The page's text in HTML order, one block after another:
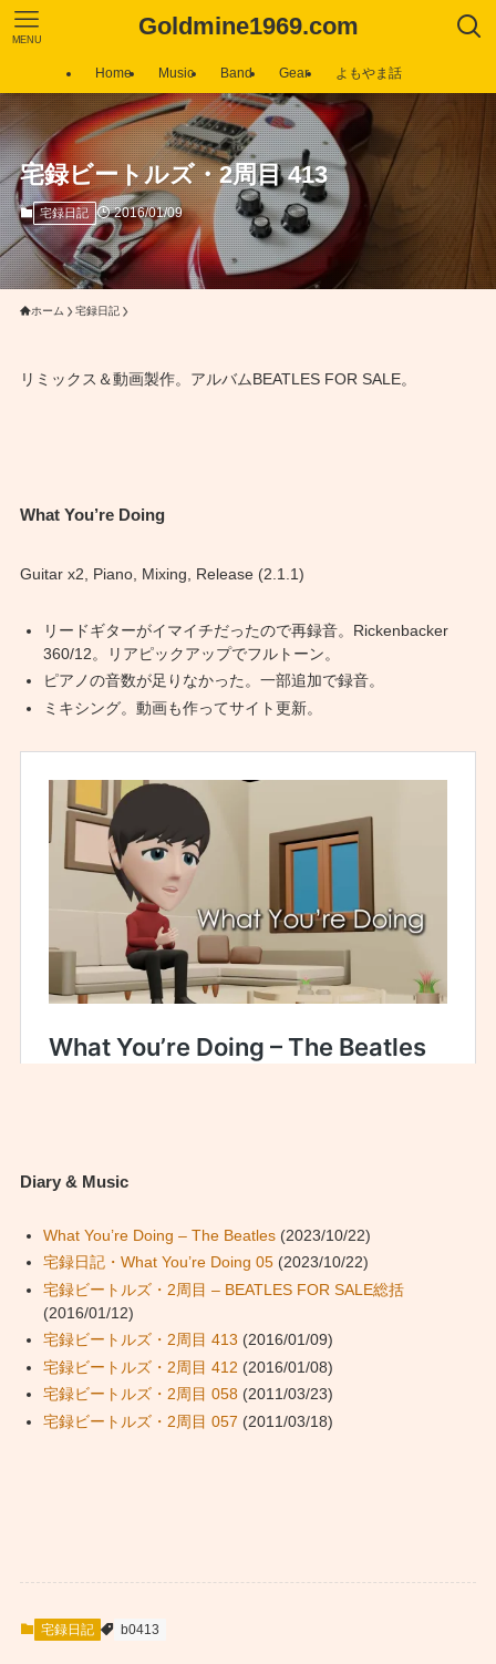
Goldmine1969.com
MENU
Home Music Band Gear よもやま話
宅録ビートルズ・2周目 413
宅録日記 2016/01/09
ホーム 宅録日記
リミックス＆動画製作。アルバムBEATLES FOR SALE。
What You’re Doing
Guitar x2, Piano, Mixing, Release (2.1.1)
リードギターがイマイチだったので再録音。Rickenbacker
360/12。リアピックアップでフルトーン。
ピアノの音数が足りなかった。一部追加で録音。
ミキシング。動画も作ってサイト更新。
Diary & Music
What You’re Doing – The Beatles(2023/10/22)
宅録日記・What You’re Doing 05(2023/10/22)
宅録ビートルズ・2周目 – BEATLES FOR SALE総括
(2016/01/12)
宅録ビートルズ・2周目 413 (2016/01/09)
宅録ビートルズ・2周目 412 (2016/01/08)
宅録ビートルズ・2周目 058 (2011/03/23)
宅録ビートルズ・2周目 057 (2011/03/18)
宅録日記 b0413